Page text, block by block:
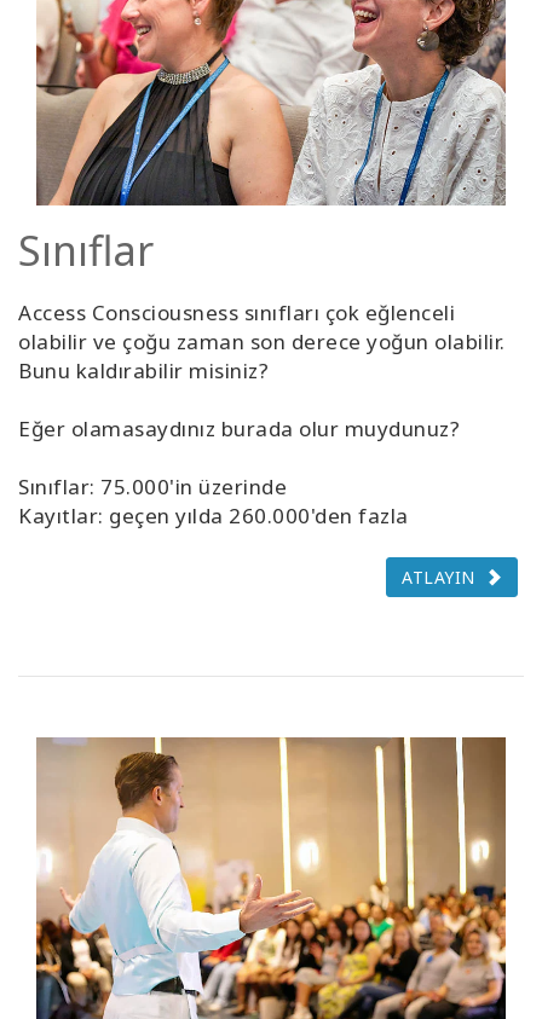
Sınıflar
Access Consciousness sınıfları çok eğlenceli
olabilir ve çoğu zaman son derece yoğun olabilir.
Bunu kaldırabilir misiniz?
Eğer olamasaydınız burada olur muydunuz?
Sınıflar: 75.000'in üzerinde
Kayıtlar: geçen yılda 260.000'den fazla
ATLAYIN